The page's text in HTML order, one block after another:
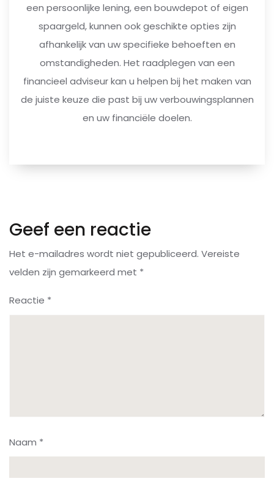
een persoonlijke lening, een bouwdepot of eigen
spaargeld, kunnen ook geschikte opties zijn
afhankelijk van uw specifieke behoeften en
omstandigheden. Het raadplegen van een
financieel adviseur kan u helpen bij het maken van
de juiste keuze die past bij uw verbouwingsplannen
en uw financiële doelen.
Geef een reactie
Het e-mailadres wordt niet gepubliceerd. Vereiste
velden zijn gemarkeerd met *
Reactie *
Naam *